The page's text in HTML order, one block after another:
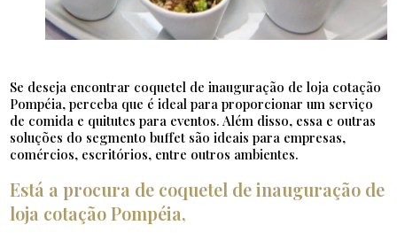
Se deseja encontrar coquetel de inauguração de loja cotação
Pompéia, perceba que é ideal para proporcionar um serviço
de comida e quitutes para eventos. Além disso, essa e outras
soluções do segmento buffet são ideais para empresas,
comércios, escritórios, entre outros ambientes.
Está a procura de coquetel de inauguração de
loja cotação Pompéia,